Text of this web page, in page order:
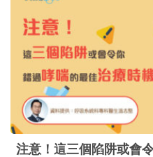
注意！這三個陷阱或會